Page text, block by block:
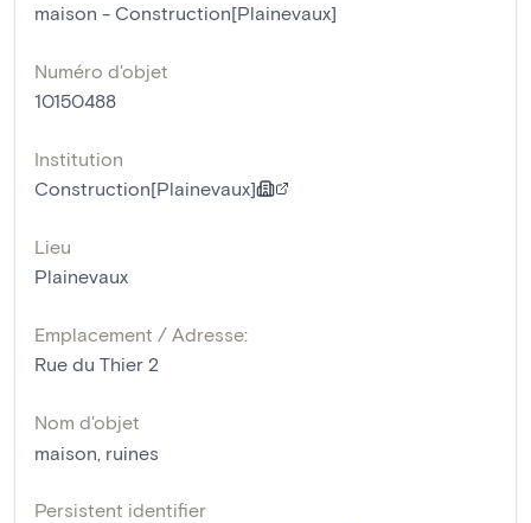
maison - Construction[Plainevaux]
Numéro d'objet
10150488
Institution
Construction[Plainevaux]
Lieu
Plainevaux
Emplacement / Adresse:
Rue du Thier 2
Nom d'objet
maison, ruines
Persistent identifier